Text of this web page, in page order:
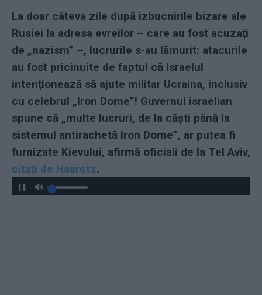
La doar câteva zile după izbucnirile bizare ale
Rusiei la adresa evreilor – care au fost acuzați
de „nazism” –, lucrurile s-au lămurit: atacurile
au fost pricinuite de faptul că Israelul
intenționează să ajute militar Ucraina, inclusiv
cu celebrul „Iron Dome”! Guvernul israelian
spune că „multe lucruri, de la căști până la
sistemul antirachetă Iron Dome”, ar putea fi
furnizate Kievului, afirmă oficiali de la Tel Aviv,
citați de Haaretz.